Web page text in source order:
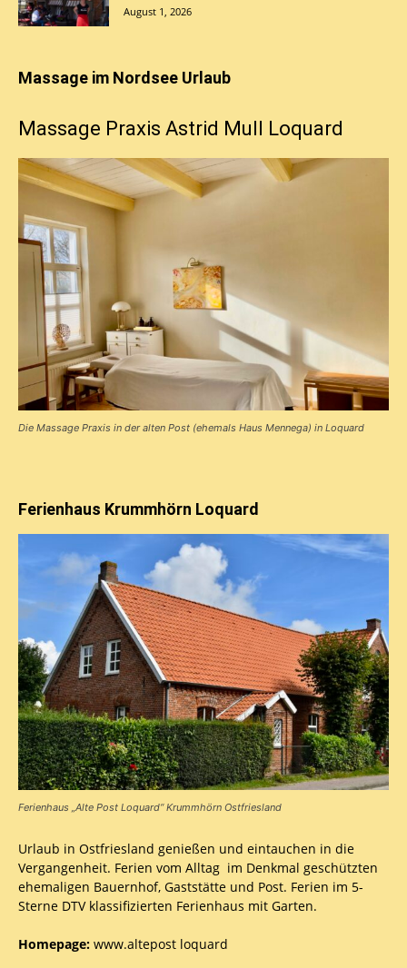
August 1, 2026
Massage im Nordsee Urlaub
Massage Praxis Astrid Mull Loquard
Die Massage Praxis in der alten Post (ehemals Haus Mennega) in Loquard
Ferienhaus Krummhörn Loquard
Ferienhaus „Alte Post Loquard“ Krummhörn Ostfriesland
Urlaub in Ostfriesland genießen und eintauchen in die
Vergangenheit. Ferien vom Alltag im Denkmal geschützten
ehemaligen Bauernhof, Gaststätte und Post. Ferien im 5-
Sterne DTV klassifizierten Ferienhaus mit Garten.
Homepage: www.altepost loquard